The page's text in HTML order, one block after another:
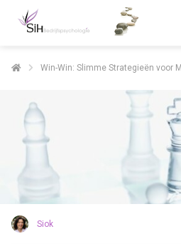
Win-Win: Slimme Strategieën voor
Siok